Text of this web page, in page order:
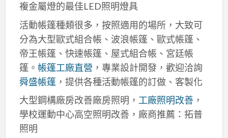
複金屬燈的最佳LED照明燈具
活動帳篷種類很多，按照適用的場所，大致可
分為大型歐式組合帳、波浪帳篷、歐式帳篷、
帝王帳篷、快速帳篷、屋式組合帳、宮廷帳
篷。 帳篷工廠直營 ，專業設計開發，歡迎洽詢
舜盛帳篷，提供各種活動帳篷的訂做、客製化
大型鋼構廠房改善廠房照明， 工廠照明改善，
學校運動中心高空照明改善，廠商推薦：拓普
照明